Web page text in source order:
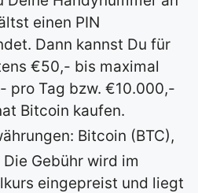
einen PIN
Dann kannst Du für
€50,- bis maximal
pro Tag bzw. €10.000,-
Bitcoin kaufen.
Bitcoin (BTC),
Die Gebühr wird im
eingepreist und liegt